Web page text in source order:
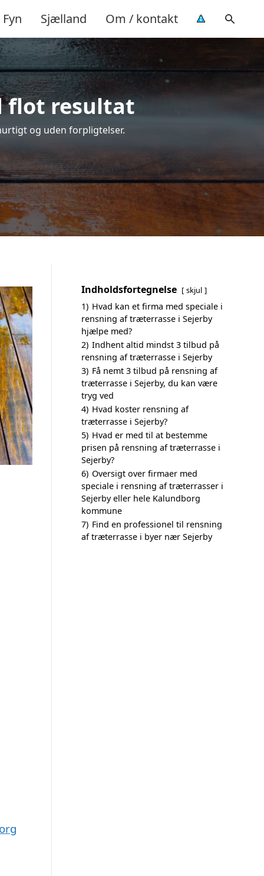
Fyn Sjælland Om / kontakt
flot resultat
og uden forpligtelser.
Indholdsfortegnelse skjul
1) Hvad kan et firma med speciale i
rensning af træterrasse i Sejerby
hjælpe med?
2) Indhent altid mindst 3 tilbud på
rensning af træterrasse i Sejerby
3) Få nemt 3 tilbud på rensning af
træterrasse i Sejerby, du kan være
tryg ved
4) Hvad koster rensning af
træterrasse i Sejerby?
5) Hvad er med til at bestemme
prisen på rensning af træterrasse i
Sejerby?
6) Oversigt over firmaer med
speciale i rensning af træterrasser i
Sejerby eller hele Kalundborg
kommune
7) Find en professionel til rensning
af træterrasse i byer nær Sejerby